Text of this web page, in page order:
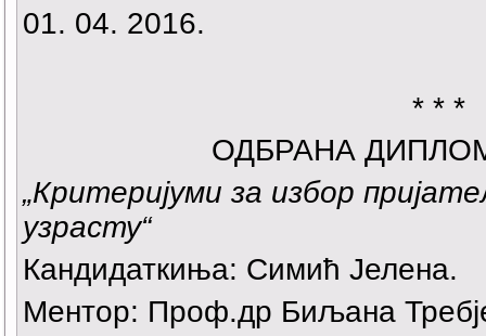
01. 04. 2016.
* * *
ОДБРАНА
„Критеријуми за избор
узрасту“
Кандидаткиња: Симић Јелена.
Ментор: Проф.др Биљана